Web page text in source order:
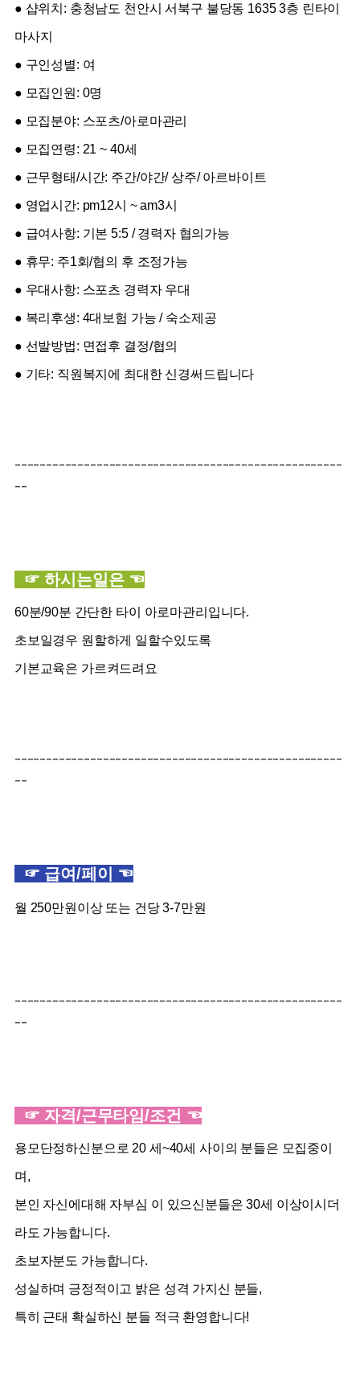
● 샵위치: 충청남도 천안시 서북구 불당동 1635 3층 린타이
마사지
● 구인성별: 여
● 모집인원: 0명
● 모집분야: 스포츠/아로마관리
● 모집연령: 21 ~ 40세
● 근무형태/시간: 주간/야간/ 상주/ 아르바이트
● 영업시간: pm12시 ~ am3시
● 급여사항: 기본 5:5 / 경력자 협의가능
● 휴무: 주1회/협의 후 조정가능
● 우대사항: 스포츠 경력자 우대
● 복리후생: 4대보험 가능 / 숙소제공
● 선발방법: 면접후 결정/협의
● 기타: 직원복지에 최대한 신경써드립니다
----------------------------------------------------
--
☞ 하시는일은 ☜
60분/90분 간단한 타이 아로마관리입니다.
초보일경우 원할하게 일할수있도록
기본교육은 가르켜드려요
----------------------------------------------------
--
☞ 급여/페이 ☜
월 250만원이상 또는 건당 3-7만원
----------------------------------------------------
--
☞ 자격/근무타임/조건 ☜
용모단정하신분으로 20 세~40세 사이의 분들은 모집중이
며,
본인 자신에대해 자부심 이 있으신분들은 30세 이상이시더
라도 가능합니다.
초보자분도 가능합니다.
성실하며 긍정적이고 밝은 성격 가지신 분들,
특히 근태 확실하신 분들 적극 환영합니다!